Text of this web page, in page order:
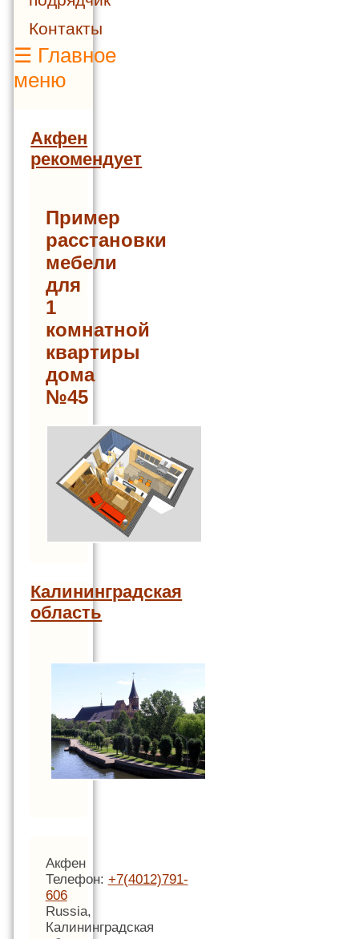
Контакты
☰ Главное
меню
Акфен
рекомендует
Пример
расстановки
мебели
для
1
комнатной
квартиры
дома
№45
Калининградская
область
Акфен
Телефон: +7(4012)791-
606
Russia,
Калининградская